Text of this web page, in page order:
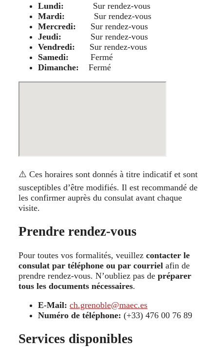
Lundi: Sur rendez-vous
Mardi: Sur rendez-vous
Mercredi: Sur rendez-vous
Jeudi: Sur rendez-vous
Vendredi: Sur rendez-vous
Samedi: Fermé
Dimanche: Fermé
⚠️ Ces horaires sont donnés à titre indicatif et sont
susceptibles d’être modifiés. Il est recommandé de
les confirmer auprès du consulat avant chaque
visite.
Prendre rendez-vous
Pour toutes vos formalités, veuillez contacter le
consulat par téléphone ou par courriel afin de
prendre rendez-vous. N’oubliez pas de préparer
tous les documents nécessaires.
E-Mail: ch.grenoble@maec.es
Numéro de téléphone: (+33) 476 00 76 89
Services disponibles